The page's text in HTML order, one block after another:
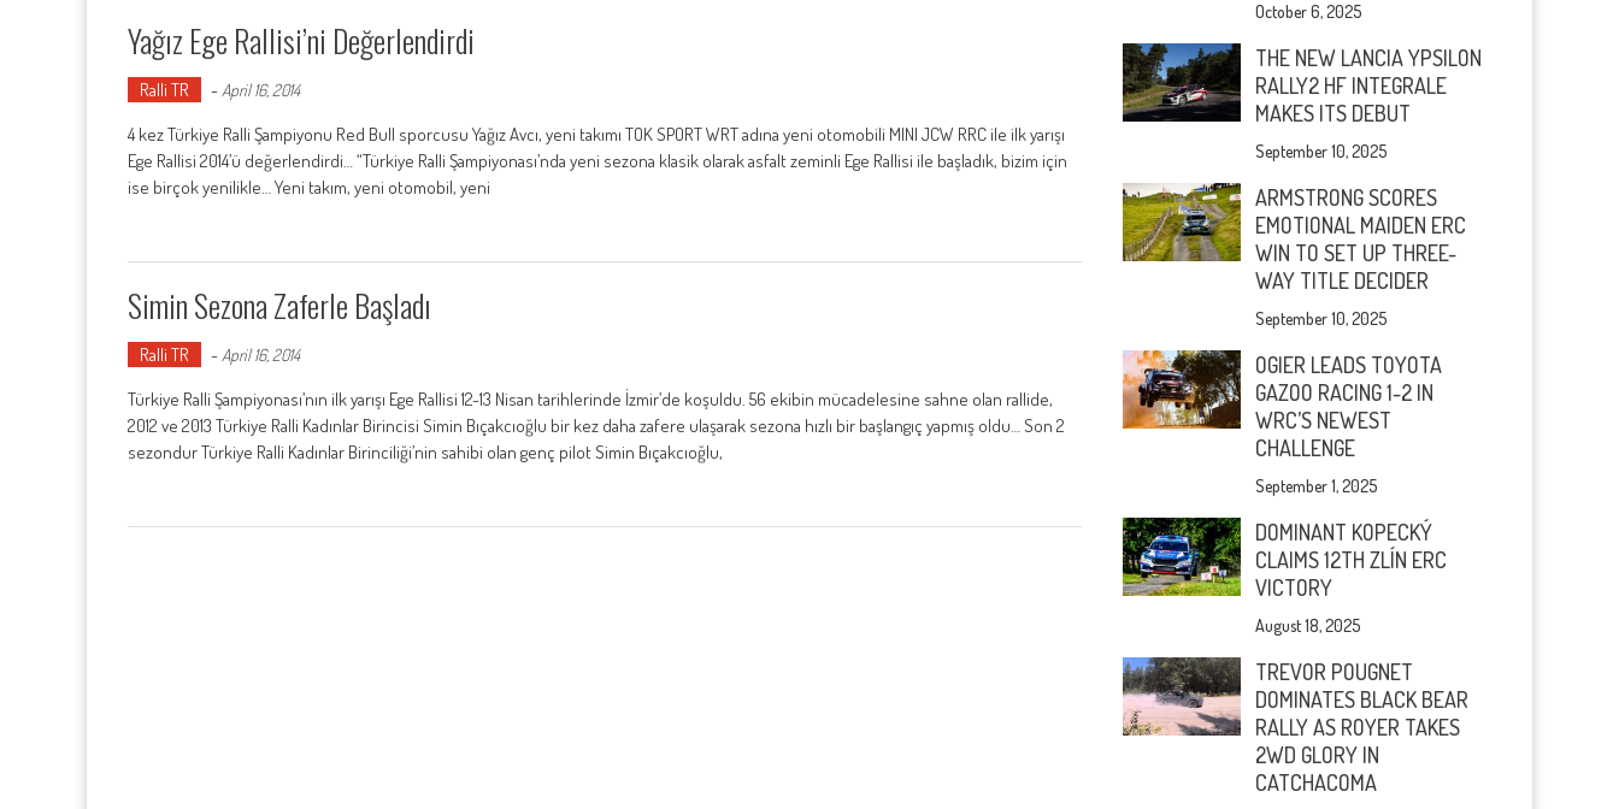
Yağız Ege Rallisi’ni Değerlendirdi
Ralli TR - April 16, 2014
4 kez Türkiye Ralli Şampiyonu Red Bull sporcusu Yağız Avcı, yeni takımı TOK SPORT WRT adına yeni otomobili MINI JCW RRC ile ilk yarışı
Ege Rallisi 2014’ü değerlendirdi… “Türkiye Ralli Şampiyonası’nda yeni sezona klasik olarak asfalt zeminli Ege Rallisi ile başladık, bizim için
ise birçok yenilikle… Yeni takım, yeni otomobil, yeni
Simin Sezona Zaferle Başladı
Ralli TR - April 16, 2014
Türkiye Ralli Şampiyonası’nın ilk yarışı Ege Rallisi 12-13 Nisan tarihlerinde İzmir’de koşuldu. 56 ekibin mücadelesine sahne olan rallide,
2012 ve 2013 Türkiye Ralli Kadınlar Birincisi Simin Bıçakcıoğlu bir kez daha zafere ulaşarak sezona hızlı bir başlangıç yapmış oldu… Son 2
sezondur Türkiye Ralli Kadınlar Birinciliği’nin sahibi olan genç pilot Simin Bıçakcıoğlu,
October 6, 2025
THE NEW LANCIA YPSILON
RALLY2 HF INTEGRALE
MAKES ITS DEBUT
September 10, 2025
ARMSTRONG SCORES
EMOTIONAL MAIDEN ERC
WIN TO SET UP THREE-
WAY TITLE DECIDER
September 10, 2025
OGIER LEADS TOYOTA
GAZOO RACING 1-2 IN
WRC’S NEWEST
CHALLENGE
September 1, 2025
DOMINANT KOPECKÝ
CLAIMS 12TH ZLÍN ERC
VICTORY
August 18, 2025
TREVOR POUGNET
DOMINATES BLACK BEAR
RALLY AS ROYER TAKES
2WD GLORY IN
CATCHACOMA